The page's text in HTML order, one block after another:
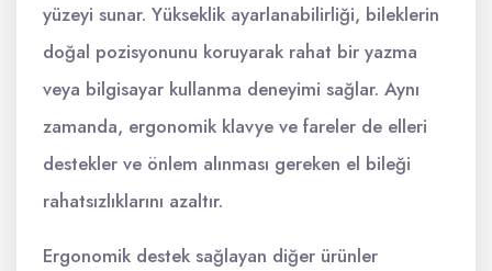
yüzeyi sunar. Yükseklik ayarlanabilirliği, bileklerin
doğal pozisyonunu koruyarak rahat bir yazma
veya bilgisayar kullanma deneyimi sağlar. Aynı
zamanda, ergonomik klavye ve fareler de elleri
destekler ve önlem alınması gereken el bileği
rahatsızlıklarını azaltır.
Ergonomik destek sağlayan diğer ürünler